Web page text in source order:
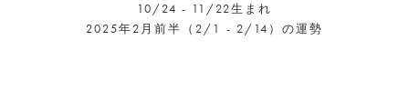
10/24 - 11/22生まれ
2025年2月前半（2/1 - 2/14）の運勢